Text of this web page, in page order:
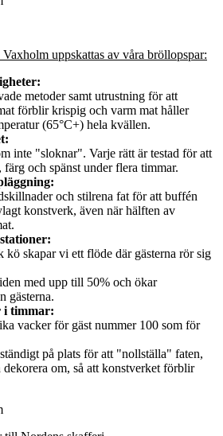
uppskattas av våra bröllopspar:
metoder samt utrustning för att
förblir krispig och varm mat håller
(65°C+) hela kvällen.
inte "sloknar". Varje rätt är testad för att
och spänst under flera timmar.
och stilrena fat för att buffén
konstverk, även när hälften av
kö skapar vi ett flöde där gästerna rör sig
med upp till 50% och ökar
gästerna.
i timmar:
vacker för gäst nummer 100 som för
på plats för att "nollställa" faten,
om, så att konstverket förblir